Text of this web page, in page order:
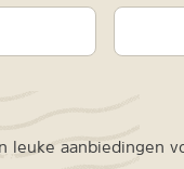
leuke aanbiedingen